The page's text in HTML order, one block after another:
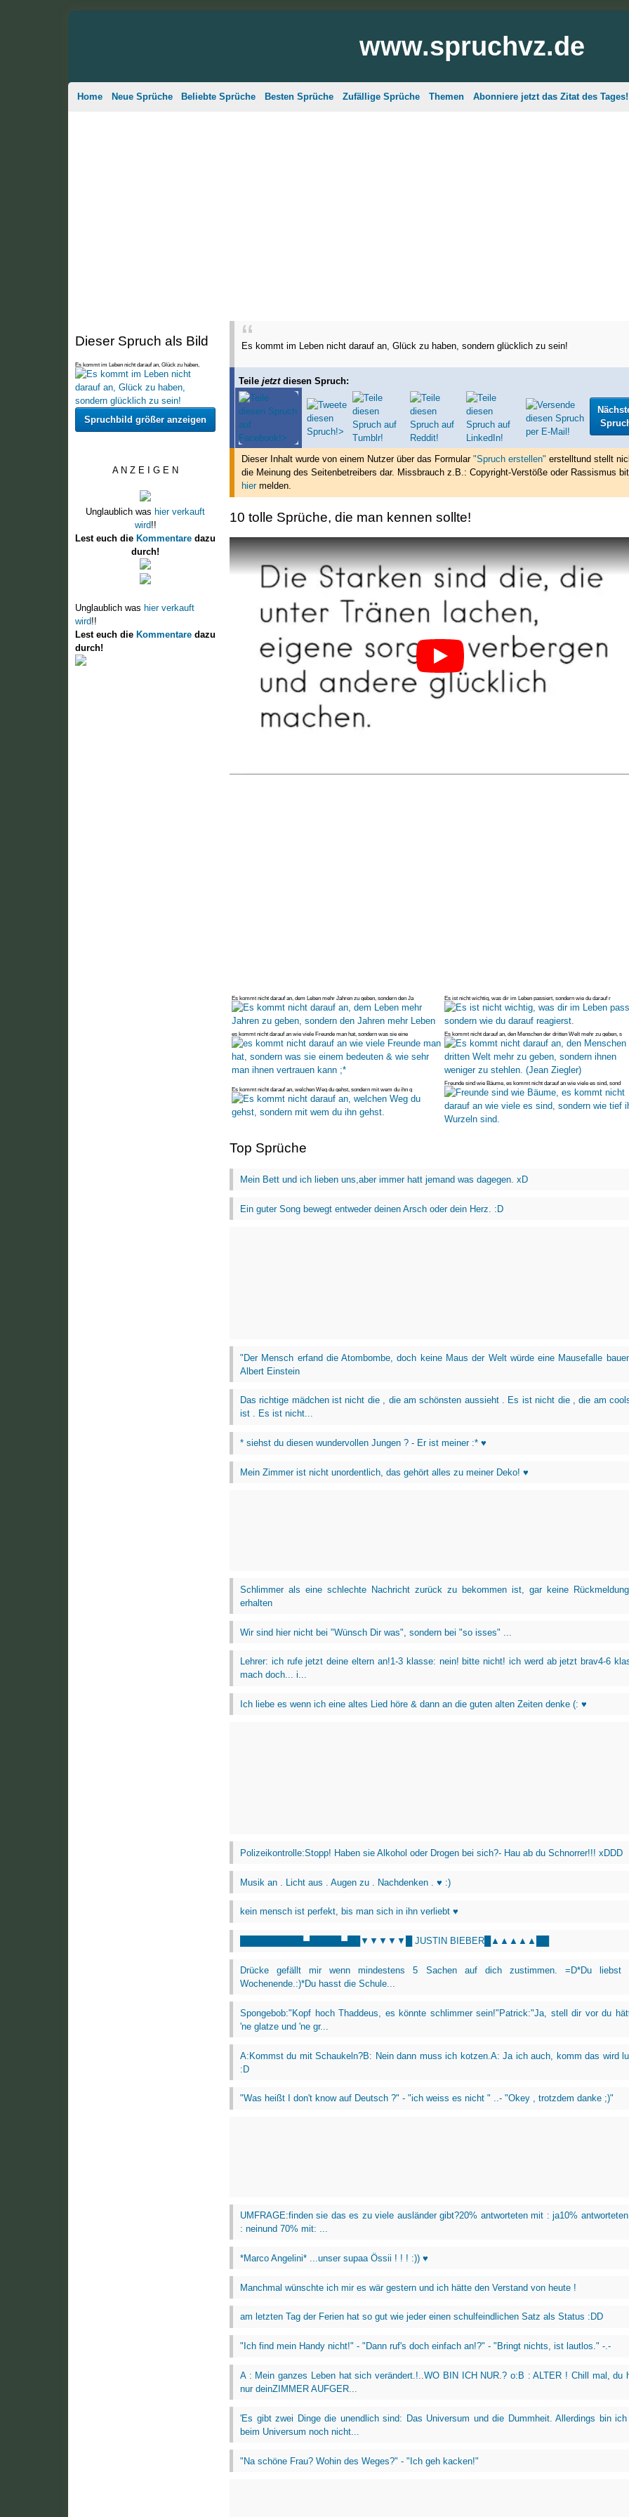
www.spruchvz.de
Home Neue Sprüche Beliebte Sprüche Besten Sprüche Zufällige Sprüche Themen Abonniere jetzt das Zitat des Tages!
Dieser Spruch als Bild
Es kommt im Leben nicht darauf an, Glück zu haben,
sondern glücklich zu sein!
Spruchbild größer anzeigen
A N Z E I G E N
Unglaublich was hier verkauft
wird!!
Lest euch die Kommentare dazu
durch!
Unglaublich was hier verkauft
wird!!
Lest euch die Kommentare dazu
durch!
Es kommt im Leben nicht darauf an, Glück zu haben, sondern glücklich zu sein!
Teilejetztdiesen Spruch:
Dieser Inhalt wurde von einem Nutzer über das Formular "Spruch erstellen" erstelltund stellt
die Meinung des Seitenbetreibers dar. Missbrauch z.B.: Copyright-Verstöße oder Rassismus
hiermelden.
10 tolle Sprüche, die man kennen sollte!
Es kommt nicht darauf an, dem Leben mehr Jahren zu geben, sondern den Ja Es ist nicht wichtig, was dir im Leben passiert, sondern wie du darauf r
es kommt nicht darauf an wie viele Freunde man hat, sondern was sie eine Es kommt nicht darauf an, den Menschen der dritten Welt mehr zu geben, s
Es kommt nicht darauf an, welchen Weg du gehst, sondern mit wem du ihn g
Freunde sind wie Bäume, es kommt nicht darauf an wie viele es sind, sond
Top Sprüche
Mein Bett und ich lieben uns,aber immer hatt jemand was dagegen. xD
Ein guter Song bewegt entweder deinen Arsch oder dein Herz. :D
"Der Mensch erfand die Atombombe, doch keine Maus der Welt würde eine Mausefalle
Albert Einstein
Das richtige mädchen ist nicht die , die am schönsten aussieht . Es ist nicht die , die am
ist . Es ist nicht...
* siehst du diesen wundervollen Jungen ? - Er ist meiner :* ♥
Mein Zimmer ist nicht unordentlich, das gehört alles zu meiner Deko! ♥
Schlimmer als eine schlechte Nachricht zurück zu bekommen ist, gar keine
erhalten
Wir sind hier nicht bei "Wünsch Dir was", sondern bei "so isses" ...
Lehrer: ich rufe jetzt deine eltern an!1-3 klasse: nein! bitte nicht! ich werd ab jetzt brav4-6
mach doch... i...
Ich liebe es wenn ich eine altes Lied höre & dann an die guten alten Zeiten denke (: ♥
Polizeikontrolle:Stopp! Haben sie Alkohol oder Drogen bei sich?- Hau ab du Schnorrer!!! xDDD
Musik an . Licht aus . Augen zu . Nachdenken . ♥ :)
kein mensch ist perfekt, bis man sich in ihn verliebt ♥
██████████▄█████▄██▼▼▼▼▼█ JUSTIN BIEBER█▲▲▲▲▲██
Drücke gefällt mir wenn mindestens 5 Sachen auf dich zustimmen. =D*Du liebst
Wochenende.:)*Du hasst die Schule...
Spongebob:"Kopf hoch Thaddeus, es könnte schlimmer sein!"Patrick:"Ja, stell dir vor du
'ne glatze und 'ne gr...
A:Kommst du mit Schaukeln?B: Nein dann muss ich kotzen.A: Ja ich auch, komm das wird
:D
"Was heißt I don't know auf Deutsch ?" - "ich weiss es nicht " ..- "Okey , trotzdem danke ;)"
UMFRAGE:finden sie das es zu viele ausländer gibt?20% antworteten mit : ja10%
: neinund 70% mit: ...
*Marco Angelini* ...unser supaa Össii ! ! ! :)) ♥
Manchmal wünschte ich mir es wär gestern und ich hätte den Verstand von heute !
am letzten Tag der Ferien hat so gut wie jeder einen schulfeindlichen Satz als Status :DD
"Ich find mein Handy nicht!" - "Dann ruf's doch einfach an!?" - "Bringt nichts, ist lautlos." -.-
A : Mein ganzes Leben hat sich verändert.!..WO BIN ICH NUR.? o:B : ALTER ! Chill mal, du
nur deinZIMMER AUFGER...
'Es gibt zwei Dinge die unendlich sind: Das Universum und die Dummheit. Allerdings bin
beim Universum noch nicht...
"Na schöne Frau? Wohin des Weges?" - "Ich geh kacken!"